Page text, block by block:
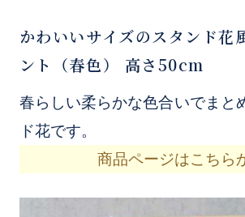
かわいいサイズのスタンド花
ント（春色） 高さ50cm
春らしい柔らかな色合いでまと
ド花です。
商品ページはこちら